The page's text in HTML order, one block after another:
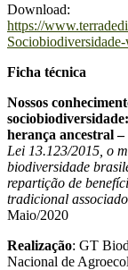
Download:
https://
Ficha técnica
Nossos
herança ancestral –
Lei 13.123/2015, o
biodiversidade
repartição de
tradicional
Maio/2020
Realização: GT
Nacional de